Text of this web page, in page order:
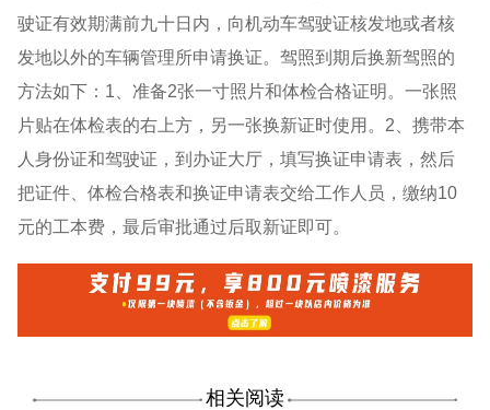
驶证有效期满前九十日内，向机动车驾驶证核发地或者核
发地以外的车辆管理所申请换证。驾照到期后换新驾照的
方法如下：1、准备2张一寸照片和体检合格证明。一张照
片贴在体检表的右上方，另一张换新证时使用。2、携带本
人身份证和驾驶证，到办证大厅，填写换证申请表，然后
把证件、体检合格表和换证申请表交给工作人员，缴纳10
元的工本费，最后审批通过后取新证即可。
相关阅读